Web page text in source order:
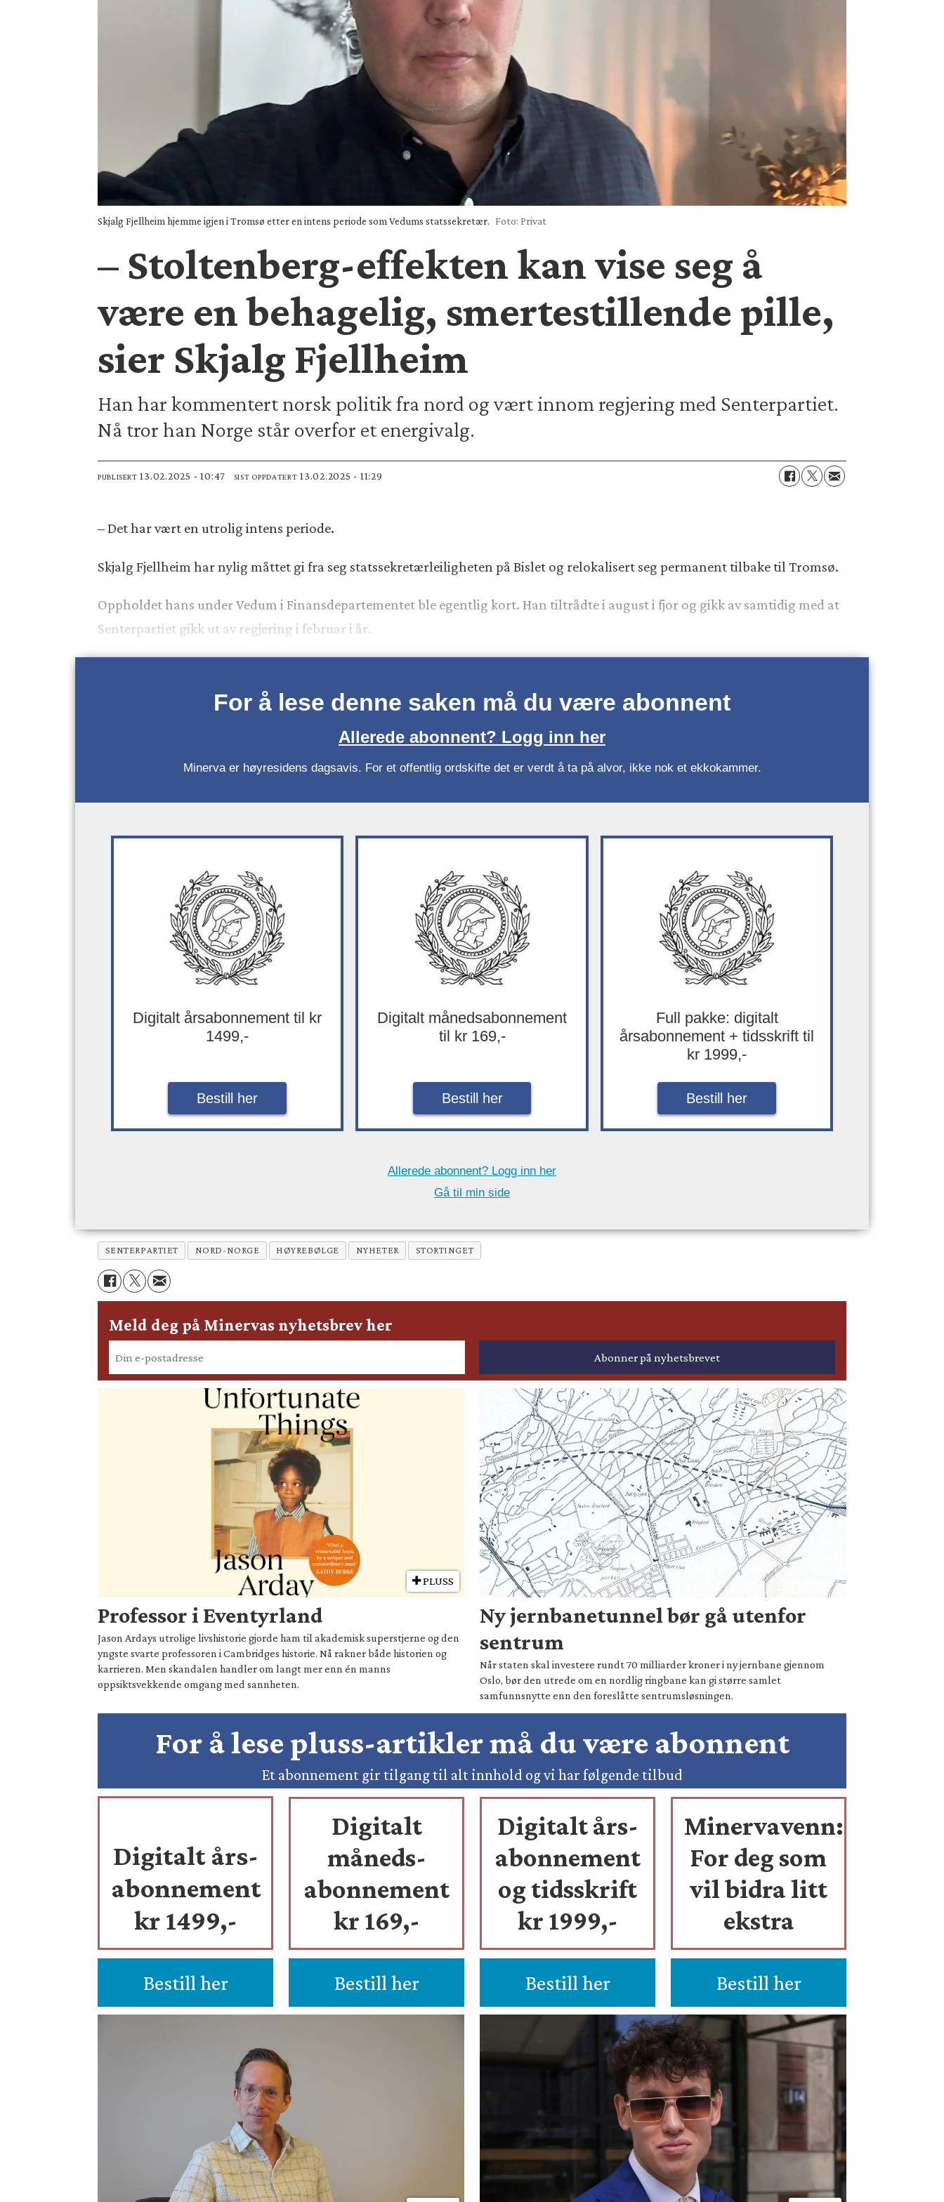
Skjalg Fjellheim hjemme igjen i Tromsø etter en intens periode som Vedums statssekretær. Foto: Privat
– Stoltenberg-effekten kan vise seg å
være en behagelig, smertestillende pille,
sier Skjalg Fjellheim
Han har kommentert norsk politik fra nord og vært innom regjering med Senterpartiet.
Nå tror han Norge står overfor et energivalg.
PUBLISERT 13.02.2025 - 10:47 SIST OPPDATERT 13.02.2025 - 11:29
– Det har vært en utrolig intens periode.
Skjalg Fjellheim har nylig måttet gi fra seg statssekretærleiligheten på Bislet og relokalisert seg permanent tilbake til Tromsø.
Oppholdet hans under Vedum i Finansdepartementet ble egentlig kort. Han tiltrådte i august i fjor og gikk av samtidig med at
Senterpartiet gikk ut av regjering i februar i år.
For å lese denne saken må du være abonnent
Allerede abonnent? Logg inn her
Minerva er høyresidens dagsavis. For et offentlig ordskifte det er verdt å ta på alvor, ikke nok et ekkokammer.
Digitalt årsabonnement til kr
1499,-
Bestill her
Digitalt månedsabonnement
til kr 169,-
Bestill her
Full pakke: digitalt
årsabonnement + tidsskrift til
kr 1999,-
Bestill her
Allerede abonnent? Logg inn her
Gå til min side
SENTERPARTIET NORD-NORGE HØYREBØLGE NYHETER STORTINGET
Meld deg på Minervas nyhetsbrev her
PLUSS
Professor i Eventyrland
Jason Ardays utrolige livshistorie gjorde ham til akademisk superstjerne og den
yngste svarte professoren i Cambridges historie. Nå rakner både historien og
karrieren. Men skandalen handler om langt mer enn én manns
oppsiktsvekkende omgang med sannheten.
Ny jernbanetunnel bør gå utenfor
sentrum
Når staten skal investere rundt 70 milliarder kroner i ny jernbane gjennom
Oslo, bør den utrede om en nordlig ringbane kan gi større samlet
samfunnsnytte enn den foreslåtte sentrumsløsningen.
For å lese pluss-artikler må du være abonnent
Et abonnement gir tilgang til alt innhold og vi har følgende tilbud
Digitalt års-
abonnement
kr 1499,-
Bestill her
Digitalt
måneds-
abonnement
kr 169,-
Bestill her
Digitalt års-
abonnement
og tidsskrift
kr 1999,-
Bestill her
Minervavenn:
For deg som
vil bidra litt
ekstra
Bestill her